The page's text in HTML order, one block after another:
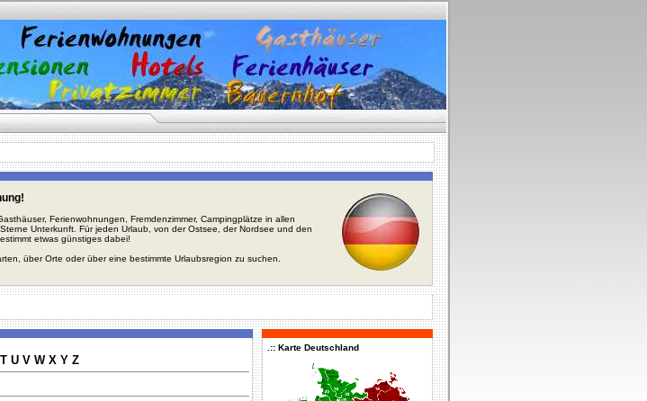
Ferienwohnungen, Fremdenzimmer, Campingplätze in allen
Unterkunft. Für jeden Urlaub, von der Ostsee, der Nordsee und den
etwas günstiges dabei!
über Orte oder über eine bestimmte Urlaubsregion zu suchen.
T U V W X Y Z
.:: Karte Deutschland